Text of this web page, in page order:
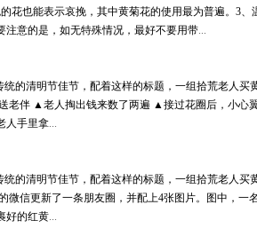
花也能表示哀挽，其中黄菊花的使用最为普遍。3
意的是，如无特殊情况，最好不要用带...
的清明节佳节，配着这样的标题，一组拾荒老人
老伴 ▲老人掏出钱来数了两遍 ▲接过花圈后，小心
人手里拿...
的清明节佳节，配着这样的标题，一组拾荒老人
微信更新了一条朋友圈，并配上4张图片。图中，
好的红黄...